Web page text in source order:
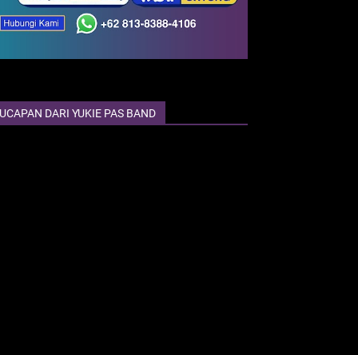
UCAPAN DARI YUKIE PAS BAND